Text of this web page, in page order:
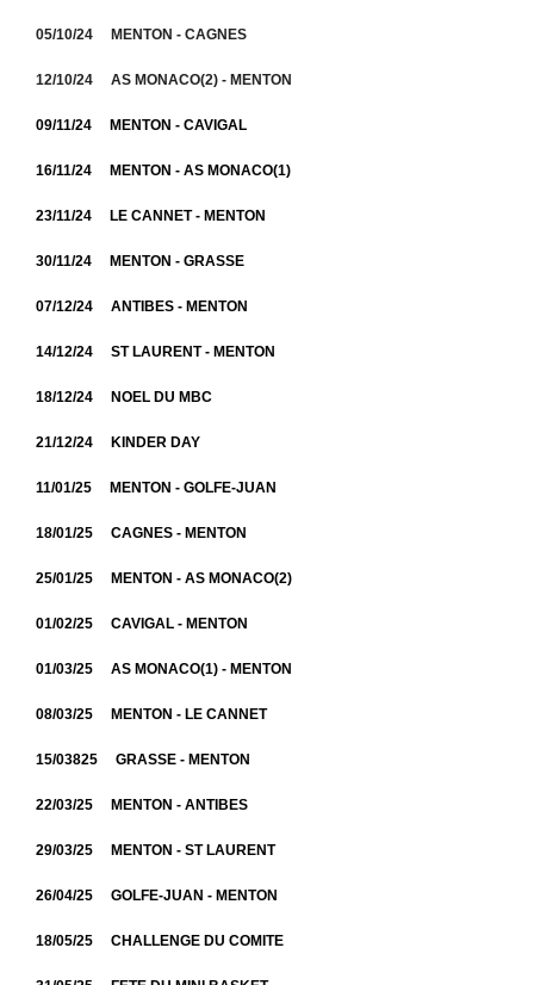
05/10/24 MENTON - CAGNES
12/10/24 AS MONACO(2) - MENTON
09/11/24 MENTON - CAVIGAL
16/11/24 MENTON - AS MONACO(1)
23/11/24 LE CANNET - MENTON
30/11/24 MENTON - GRASSE
07/12/24 ANTIBES - MENTON
14/12/24 ST LAURENT - MENTON
18/12/24 NOEL DU MBC
21/12/24 KINDER DAY
11/01/25 MENTON - GOLFE-JUAN
18/01/25 CAGNES - MENTON
25/01/25 MENTON - AS MONACO(2)
01/02/25 CAVIGAL - MENTON
01/03/25 AS MONACO(1) - MENTON
08/03/25 MENTON - LE CANNET
15/03825 GRASSE - MENTON
22/03/25 MENTON - ANTIBES
29/03/25 MENTON - ST LAURENT
26/04/25 GOLFE-JUAN - MENTON
18/05/25 CHALLENGE DU COMITE